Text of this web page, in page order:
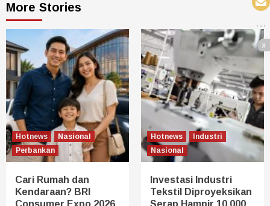
More Stories
Hotnews
Nasional
Perbankan
Cari Rumah dan
Kendaraan? BRI
Hotnews
Industri
Nasional
Investasi Industri
Tekstil Diproyeksikan